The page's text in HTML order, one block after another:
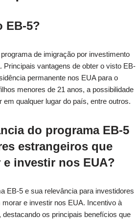
EB-5?
de imigração por investimento
Principais vantagens de obter o visto EB-
permanente nos EUA para o
menores de 21 anos, a possibilidade
em qualquer lugar do país, entre outros.
do programa EB-5
estrangeiros que
e investir nos EUA?
EB-5 e sua relevância para investidores
e investir nos EUA. Incentivo à
destacando os principais benefícios que